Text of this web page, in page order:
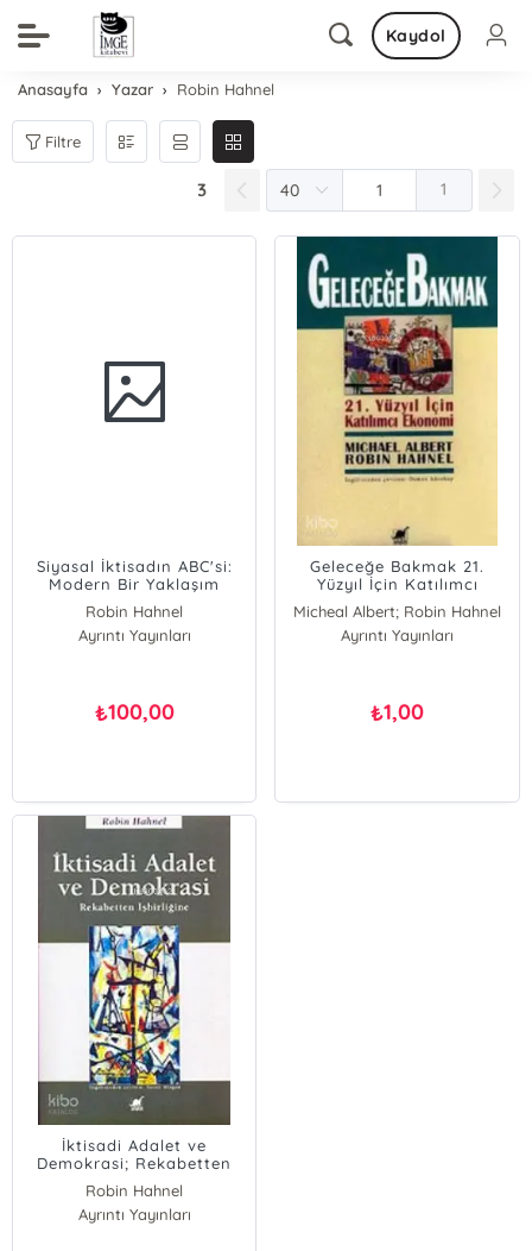
Kaydol
Anasayfa Yazar Robin Hahnel
Filtre
3 1
Siyasal İktisadın ABC'si:
Modern Bir Yaklaşım
Robin Hahnel
Ayrıntı Yayınları
₺100,00
Geleceğe Bakmak 21.
Yüzyıl İçin Katılımcı
Ekonomi
Micheal Albert; Robin Hahnel
Micheal Albert
Ayrıntı Yayınları
₺1,00
İktisadi Adalet ve
Demokrasi; Rekabetten
İşbirliğine
Robin Hahnel
Ayrıntı Yayınları